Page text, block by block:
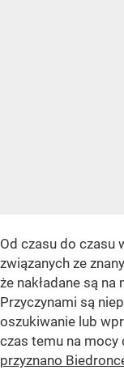
Od czasu do czasu
związanych ze
że nakładane są
Przyczynami są
oszukiwanie lub
czas temu na mocy
przyznano